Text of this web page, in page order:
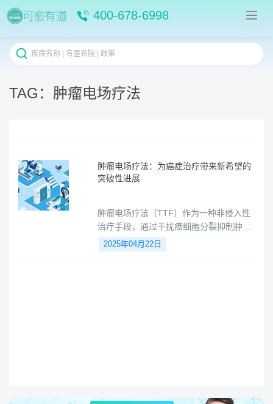
400-678-6998
TAG：肿瘤电场疗法
肿瘤电场疗法：为癌症治疗带来新希望的
突破性进展
肿瘤电场疗法（TTF）作为一种非侵入性
治疗手段，通过干扰癌细胞分裂抑制肿瘤
生长，在脑胶质母细胞瘤、非小细胞肺
癌、胰腺癌等治疗中展现显著效果，延长
2025年04月22日